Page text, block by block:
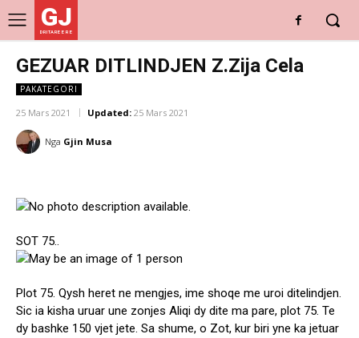
GJ
DRITARE E RE
GEZUAR DITLINDJEN Z.Zija Cela
PAKATEGORI
25 Mars 2021 Updated: 25 Mars 2021
Nga Gjin Musa
SOT 75..
Plot 75. Qysh heret ne mengjes, ime shoqe me uroi ditelindjen.
Sic ia kisha uruar une zonjes Aliqi dy dite ma pare, plot 75. Te
dy bashke 150 vjet jete. Sa shume, o Zot, kur biri yne ka jetuar